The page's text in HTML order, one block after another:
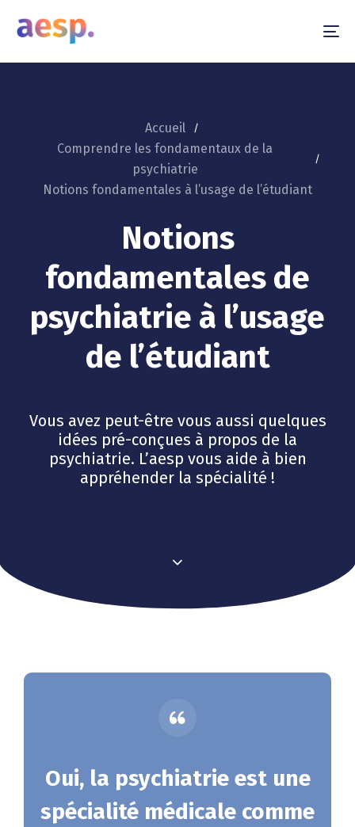
Accueil
Comprendre les fondamentaux de la
psychiatrie
Notions fondamentales à l’usage de l’étudiant
Notions
fondamentales de
psychiatrie à l’usage
de l’étudiant
Vous avez peut-être vous aussi quelques
idées pré-conçues à propos de la
psychiatrie. L’aesp vous aide à bien
appréhender la spécialité !
Oui, la psychiatrie est une
spécialité médicale comme